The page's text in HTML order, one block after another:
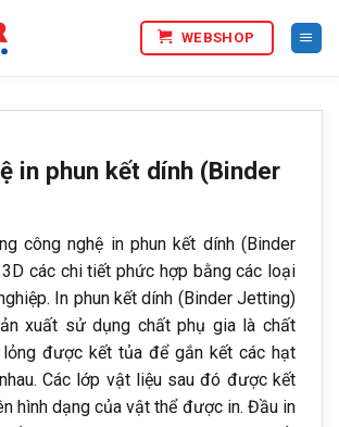
WEBSHOP
in phun kết dính (Binder
công nghệ in phun kết dính (Binder
các chi tiết phức hợp bằng các loại
In phun kết dính (Binder Jetting)
xuất sử dụng chất phụ gia là chất
được kết tủa để gắn kết các hạt
Các lớp vật liệu sau đó được kết
hình dạng của vật thể được in. Đầu in